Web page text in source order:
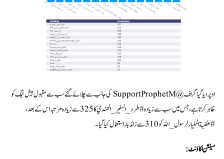
اوپر دیا گیا گراف @SupportProphetM کی جانب سے چلائے گئے سب سے مقبول ہیش ٹیگ کو
ظاہر کرتا ہے، جس میں سب سے زیادہ #طرد_السفير_الهندي کا 325 سے زیادہ مرتبہ اس کے بعد،
#غضبةالمليارلرسول_الله کو 310 سے زائد بار استعمال کیا گیا۔
مینشن اکاؤنٹ: